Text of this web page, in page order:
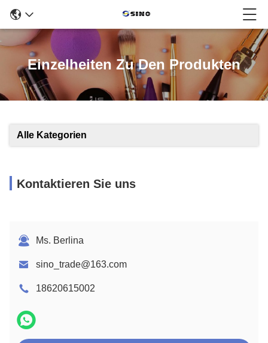
Einzelheiten Zu Den Produkten
Alle Kategorien
Kontaktieren Sie uns
Ms. Berlina
sino_trade@163.com
18620615002